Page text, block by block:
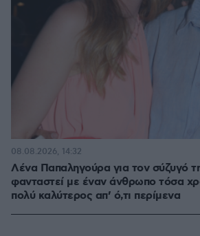
Λένα Παπαληγούρα για τον σύζυγό
φανταστεί με έναν άνθρωπο τόσα
πολύ καλύτερος απ’ ό,τι περίμενα
08.08.2026, 14:32